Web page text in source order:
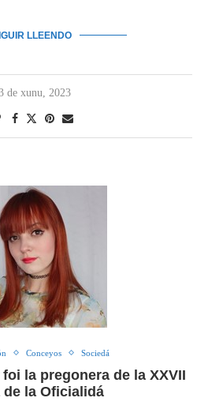
LLEENDO
de xunu, 2023
Conceyos Sociedá
la pregonera de la XXVII
de la Oficialidá